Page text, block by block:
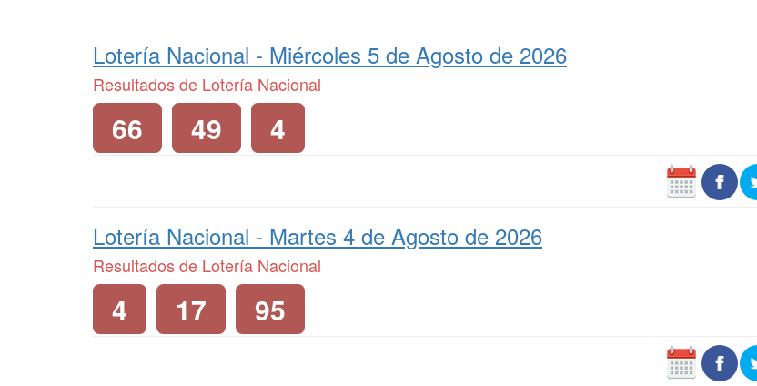
Lotería Nacional - Miércoles 5 de Agosto de 2026
Resultados de Lotería Nacional
66 49 4
Lotería Nacional - Martes 4 de Agosto de 2026
Resultados de Lotería Nacional
4 17 95